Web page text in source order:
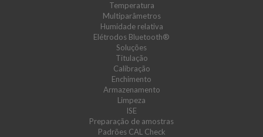
Temperatura
Multiparâmetros
Humidade relativa
Elétrodos Bluetooth®
Soluções
Titulação
Calibração
Enchimento
Armazenamento
Limpeza
ISE
Preparação de amostras
Padrões CAL Check